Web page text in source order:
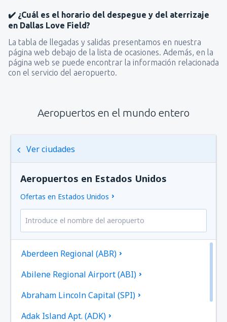
✔️ ¿Cuál es el horario del despegue y del aterrizaje
en Dallas Love Field?
La tabla de llegadas y salidas presentamos en nuestra
página web debajo de la lista de ocasiones. Además, en la
página web se puede encontrar la información relacionada
con el servicio del aeropuerto.
Aeropuertos en el mundo entero
Ver ciudades
Aeropuertos en Estados Unidos
Ofertas en Estados Unidos
Aberdeen Regional (ABR)
Abilene Regional Airport (ABI)
Abraham Lincoln Capital (SPI)
Adak Island Apt. (ADK)